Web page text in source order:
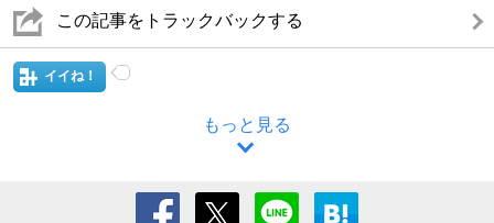
この記事をトラックバックする
イイね！
もっと見る